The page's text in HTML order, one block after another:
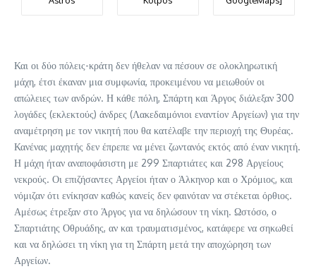
Και οι δύο πόλεις-κράτη δεν ήθελαν να πέσουν σε ολοκληρωτική
μάχη, έτσι έκαναν μια συμφωνία, προκειμένου να μειωθούν οι
απώλειες των ανδρών. Η κάθε πόλη, Σπάρτη και Άργος διάλεξαν 300
λογάδες (εκλεκτούς) άνδρες (Λακεδαιμόνιοι εναντίον Αργείων) για την
αναμέτρηση με τον νικητή που θα κατέλαβε την περιοχή της Θυρέας.
Κανένας μαχητής δεν έπρεπε να μένει ζωντανός εκτός από έναν νικητή.
Η μάχη ήταν αναποφάσιστη με 299 Σπαρτιάτες και 298 Αργείους
νεκρούς. Οι επιζήσαντες Αργείοι ήταν ο Άλκηνορ και ο Χρόμιος, και
νόμιζαν ότι ενίκησαν καθώς κανείς δεν φαινόταν να στέκεται όρθιος.
Αμέσως έτρεξαν στο Άργος για να δηλώσουν τη νίκη. Ωστόσο, ο
Σπαρτιάτης Οθρυάδης, αν και τραυματισμένος, κατάφερε να σηκωθεί
και να δηλώσει τη νίκη για τη Σπάρτη μετά την αποχώρηση των
Αργείων.